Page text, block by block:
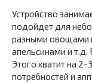
Устройство
подойдет для
разными овощами
апельсинами и т.д.
Этого хватит на 2-
потребностей и